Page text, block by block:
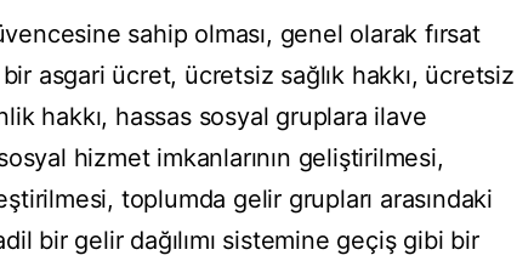
sahip olması, genel olarak fırsat
asgari ücret, ücretsiz sağlık hakkı, ücretsiz
hakkı, hassas sosyal gruplara ilave
hizmet imkanlarının geliştirilmesi,
toplumda gelir grupları arasındaki
bir gelir dağılımı sistemine geçiş gibi bir